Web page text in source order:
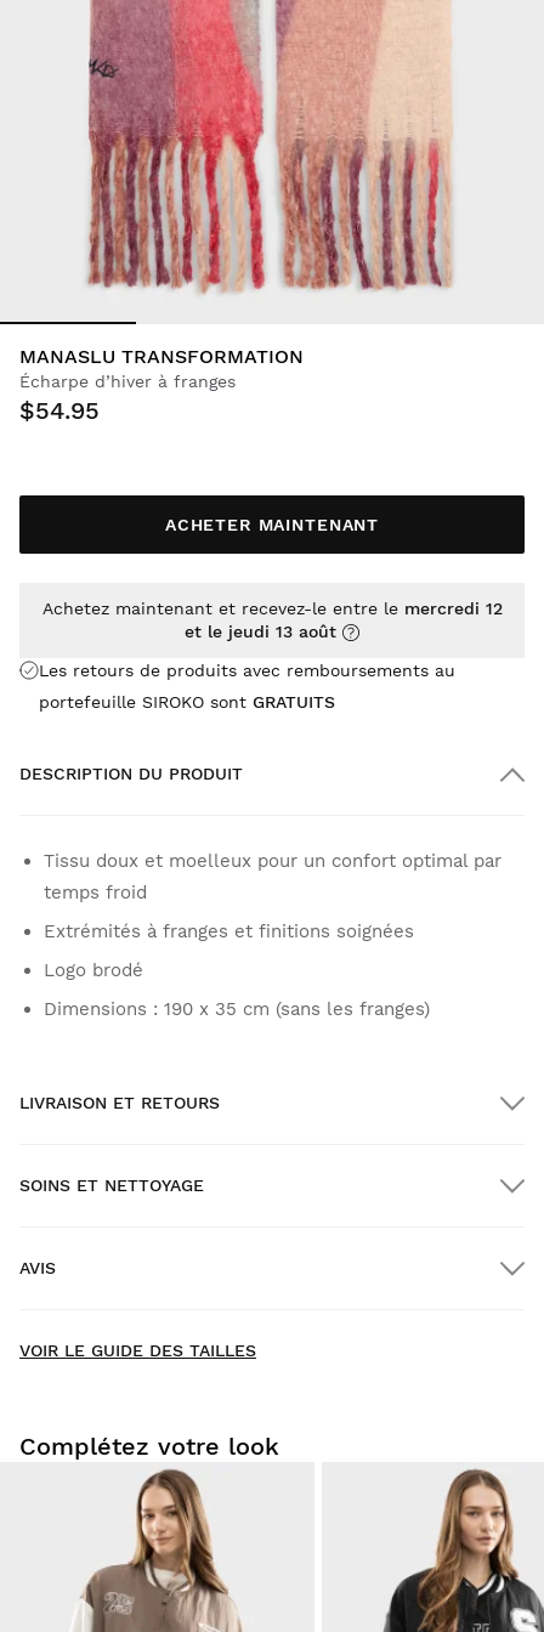
MANASLU TRANSFORMATION
Écharpe d’hiver à franges
$54.95
ACHETER MAINTENANT
Les retours de produits avec remboursements au
portefeuille SIROKO sont GRATUITS
Achetez maintenant et recevez-le entre le mercredi 12
et le jeudi 13 août
DESCRIPTION DU PRODUIT
Tissu doux et moelleux pour un confort optimal par
temps froid
Extrémités à franges et finitions soignées
Logo brodé
Dimensions : 190 x 35 cm (sans les franges)
LIVRAISON ET RETOURS
Essayez nos produits dans le confort de votre chez-vous.
Vous avez 30 jours à partir de la date de livraison pour
envoyer un retour.
SOINS ET NETTOYAGE
AVIS
VOIR LE GUIDE DES TAILLES
Complétez votre look